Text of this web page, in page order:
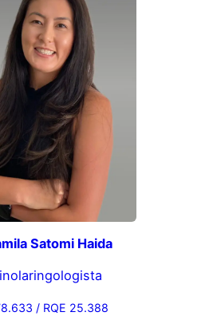
Satomi Haida
/ RQE 25.388